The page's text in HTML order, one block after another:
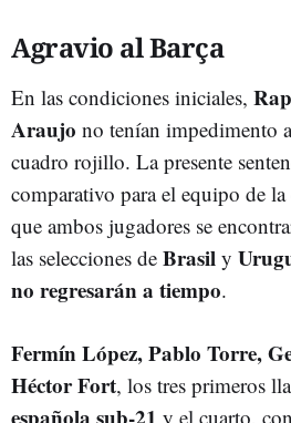
Agravio al Barça
En las condiciones iniciales,
Araujo no tenían impedimento
cuadro rojillo. La presente
comparativo para el equipo de la
que ambos jugadores se
las selecciones de Brasil y
no regresarán a tiempo.
Fermín López, Pablo Torre,
Héctor Fort, los tres primeros
española sub-21 y el cuarto,